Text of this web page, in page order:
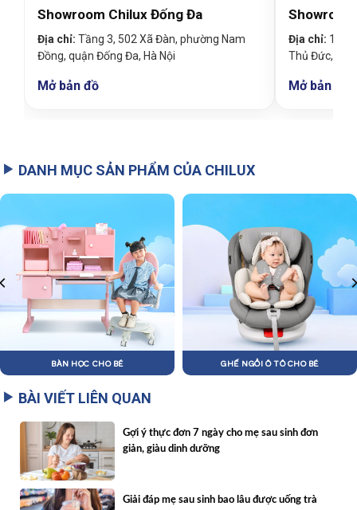
Showroom Chilux Đống Đa
Địa chỉ: Tầng 3, 502 Xã Đàn, phường Nam
Đồng, quận Đống Đa, Hà Nội
Mở bản đồ
Địa chỉ: 19
Thủ Đức,
Mở bản đồ
DANH MỤC SẢN PHẨM CỦA CHILUX
BÀN HỌC CHO BÉ GHẾ NGỒI Ô TÔ CHO BÉ
BÀI VIẾT LIÊN QUAN
Gợi ý thực đơn 7 ngày cho mẹ sau sinh đơn
giản, giàu dinh dưỡng
Giải đáp mẹ sau sinh bao lâu được uống trà